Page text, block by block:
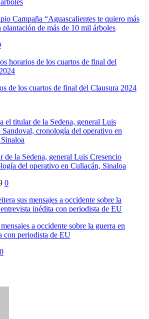
Campaña “Aguascalientes te quiero más
plantación de más de 10 mil árboles
de los cuartos de final del Clausura 2024
de la Sedena, general Luis Cresencio
del operativo en Culiacán, Sinaloa
0
a occidente sobre la guerra en
con periodista de EU
0